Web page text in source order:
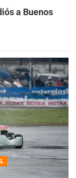
a Buenos